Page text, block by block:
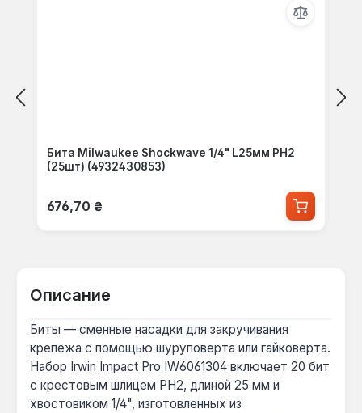
Бита Milwaukee Shockwave 1/4" L25мм PH2
(25шт) (4932430853)
Обычная цена:
676,70 ₴
Описание
Биты — сменные насадки для закручивания
крепежа с помощью шуруповерта или гайковерта.
Набор Irwin Impact Pro IW6061304 включает 20 бит
с крестовым шлицем PH2, длиной 25 мм и
хвостовиком 1/4", изготовленных из